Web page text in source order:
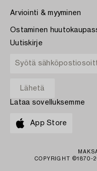
Arviointi & myyminen
Ostaminen
Uutiskirje
Lataa sovelluksemme
App Store
COPYRIGHT ©1870-